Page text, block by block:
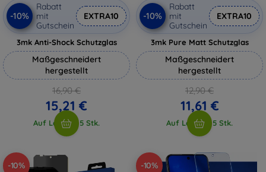
-10%
Rabatt
mit
Gutschein
EXTRA10
3mk Anti-Shock Schutzglas
Maßgeschneidert
hergestellt
16,90 €
15,21 €
Auf Lager > 5 Stk.
-10%
Rabatt
mit
Gutschein
EXTRA10
3mk Pure Matt Schutzglas
Maßgeschneidert
hergestellt
12,90 €
11,61 €
Auf Lager > 5 Stk.
-10% -10%